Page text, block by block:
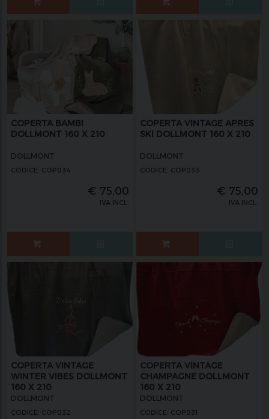
COPERTA BAMBI
DOLLMONT 160 X 210
DOLLMONT
CODICE: COP034
€ 75,00
IVA INCL.
COPERTA VINTAGE APRES
SKI DOLLMONT 160 X 210
DOLLMONT
CODICE: COP033
€ 75,00
IVA INCL.
COPERTA VINTAGE
WINTER VIBES DOLLMONT
160 X 210
DOLLMONT
CODICE: COP032
COPERTA VINTAGE
CHAMPAGNE DOLLMONT
160 X 210
DOLLMONT
CODICE: COP031